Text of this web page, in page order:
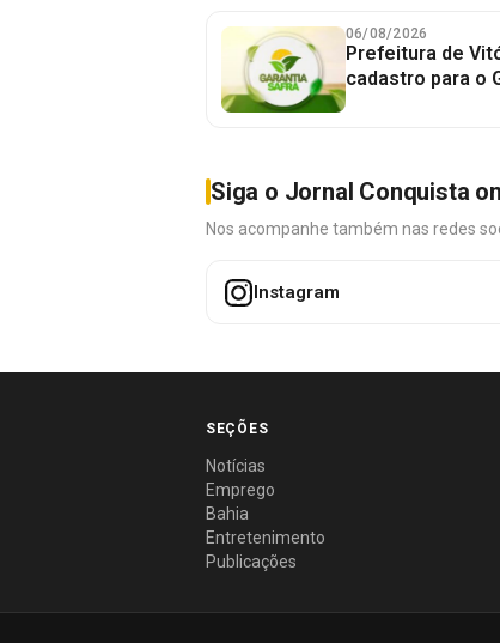
06/08/2026
Prefeitura de
cadastro para o
Siga o Jornal Conquista
Nos acompanhe também nas redes
Instagram
SEÇÕES
Notícias
Emprego
Bahia
Entretenimento
Publicações